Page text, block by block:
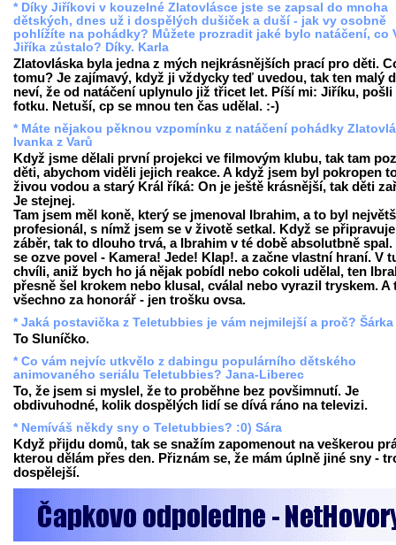
* Díky Jiříkovi v kouzelné Zlatovlásce jste se zapsal do mnoha
dětských, dnes už i dospělých dušiček a duší - jak vy osobně
pohlížíte na pohádky? Můžete prozradit jaké bylo natáčení, co
Jiříka zůstalo? Díky. Karla
Zlatovláska byla jedna z mých nejkrásnějších prací pro děti.
tomu? Je zajímavý, když ji vždycky teď uvedou, tak ten malý
neví, že od natáčení uplynulo již třicet let. Píší mi: Jiříku, pošli
fotku. Netuší, cp se mnou ten čas udělal. :-)
* Máte nějakou pěknou vzpomínku z natáčení pohádky
Ivanka z Varů
Když jsme dělali první projekci ve filmovým klubu, tak tam
děti, abychom viděli jejich reakce. A když jsem byl pokropen
živou vodou a starý Král říká: On je ještě krásnější, tak děti
Je stejnej.
Tam jsem měl koně, který se jmenoval Ibrahim, a to byl
profesionál, s nímž jsem se v životě setkal. Když se připravuje
záběr, tak to dlouho trvá, a Ibrahim v té době absolutbně spal.
se ozve povel - Kamera! Jede! Klap!. a začne vlastní hraní. V
chvíli, aniž bych ho já nějak pobídl nebo cokoli udělal, ten
přesně šel krokem nebo klusal, cválal nebo vyrazil tryskem. A
všechno za honorář - jen trošku ovsa.
* Jaká postavička z Teletubbies je vám nejmilejší a proč? Šárka
To Sluníčko.
* Co vám nejvíc utkvělo z dabingu populárního dětského
animovaného seriálu Teletubbies? Jana-Liberec
To, že jsem si myslel, že to proběhne bez povšimnutí. Je
obdivuhodné, kolik dospělých lidí se dívá ráno na televizi.
* Nemíváš někdy sny o Teletubbies? :0) Sára
Když přijdu domů, tak se snažím zapomenout na veškerou
kterou dělám přes den. Přiznám se, že mám úplně jiné sny -
dospělejší.